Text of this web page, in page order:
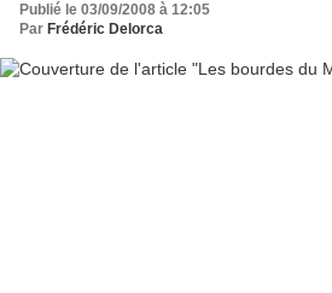
Publié le 03/09/2008 à 12:05
Par Frédéric Delorca